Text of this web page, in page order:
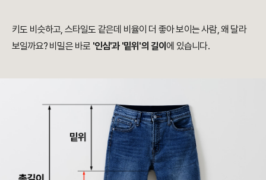
키도 비슷하고, 스타일도 같은데 비율이 더 좋아 보이는 사람, 왜 달라
보일까요? 비밀은 바로 '인심'과 '밑위'의 길이에 있습니다.